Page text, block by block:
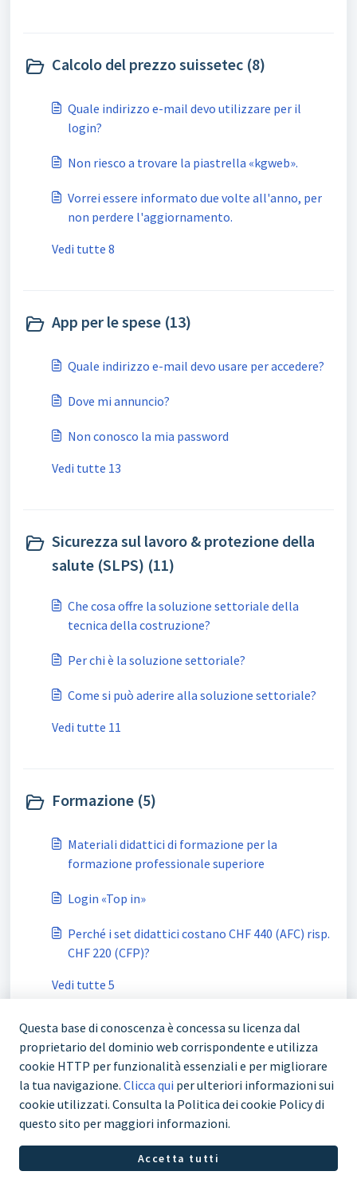
Calcolo del prezzo suissetec (8)
Quale indirizzo e-mail devo utilizzare per il
login?
Non riesco a trovare la piastrella «kgweb».
Vorrei essere informato due volte all'anno, per
non perdere l'aggiornamento.
Vedi tutte 8
App per le spese (13)
Quale indirizzo e-mail devo usare per accedere?
Dove mi annuncio?
Non conosco la mia password
Vedi tutte 13
Sicurezza sul lavoro & protezione della
salute (SLPS) (11)
Che cosa offre la soluzione settoriale della
tecnica della costruzione?
Per chi è la soluzione settoriale?
Come si può aderire alla soluzione settoriale?
Vedi tutte 11
Formazione (5)
Materiali didattici di formazione per la
formazione professionale superiore
Login «Top in»
Perché i set didattici costano CHF 440 (AFC) risp.
CHF 220 (CFP)?
Vedi tutte 5
+41 43 244 73 00
Questa base di conoscenza è concessa su licenza dal
proprietario del dominio web corrispondente e utilizza
cookie HTTP per funzionalità essenziali e per migliorare
la tua navigazione. Clicca qui per ulteriori informazioni sui
cookie utilizzati. Consulta la Politica dei cookie Policy di
questo sito per maggiori informazioni.
Accetta tutti